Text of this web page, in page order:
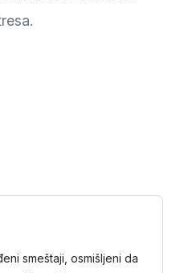
smeštaji, osmišljeni da